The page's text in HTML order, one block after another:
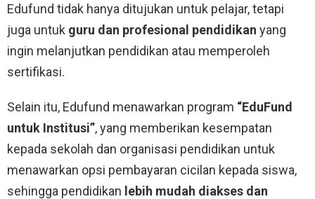
Edufund tidak hanya ditujukan untuk pelajar, tetapi
juga untuk guru dan profesional pendidikan yang
ingin melanjutkan pendidikan atau memperoleh
sertifikasi.
Selain itu, Edufund menawarkan program “EduFund
untuk Institusi”, yang memberikan kesempatan
kepada sekolah dan organisasi pendidikan untuk
menawarkan opsi pembayaran cicilan kepada siswa,
sehingga pendidikan lebih mudah diakses dan